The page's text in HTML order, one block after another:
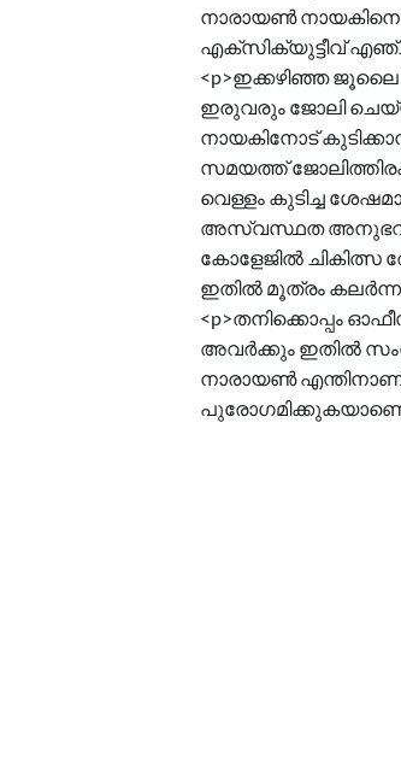
നാരായൺ
എക്സിക്യുട്ടീവ്
<p>ഇക്കഴിഞ്ഞ
ഇരുവരും ജോലി
നായകിനോട്
സമയത്ത്
വെള്ളം കുടിച്ച
അസ്വസ്ഥത
കോളേജിൽ ചികിത്സ
ഇതിൽ മൂത്രം
<p>തനിക്കൊപ്പം
അവർക്കും ഇതിൽ
നാരായൺ